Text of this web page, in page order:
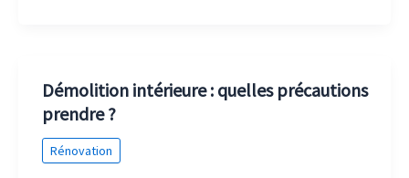
Démolition intérieure : quelles précautions
prendre ?
Rénovation